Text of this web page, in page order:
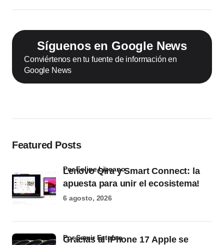
Síguenos en Google News
Conviértenos en tu fuente de información en
Google News
Featured Posts
Lenovo Qira y Smart Connect: la
apuesta para unir el ecosistema!
por Felipe Lizcano
6 agosto, 2026
Gracias al iPhone 17 Apple se
por Samir Estefan